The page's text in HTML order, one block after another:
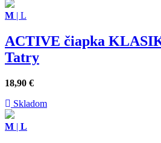
M | L
ACTIVE čiapka
Tatry
18,90 €
Skladom
M | L